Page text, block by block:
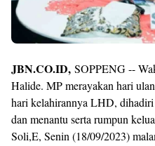
JBN.CO.ID, SOPPENG --
Halide. MP merayakan hari
hari kelahirannya LHD,
dan menantu serta rumpun
Soli,E, Senin (18/09/2023)